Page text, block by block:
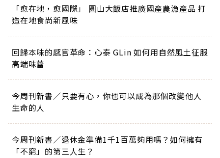
「愈在地，愈國際」 圓山大飯店推廣國產農漁產品 打
造在地食尚新風味
回歸本味的感官革命：心泰 GLin 如何用自然風土征服
高端味蕾
今周刊新書／只要有心，你也可以成為那個改變他人
生命的人
今周刊新書／退休金準備1千1百萬夠用嗎？如何擁有
「不窮」的第三人生？